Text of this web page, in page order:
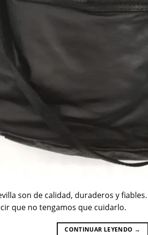
son de calidad, duraderos y
que no tengamos que cuidarlo.
CONTINUAR LEYENDO →